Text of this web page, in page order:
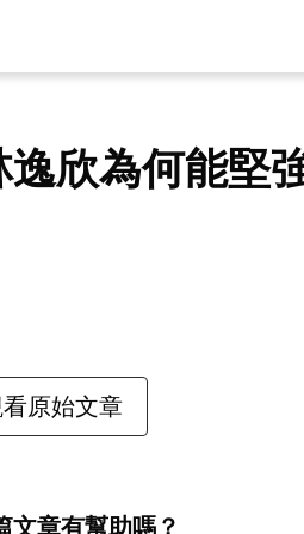
欣為何能堅
原始文章
文章有幫助嗎？